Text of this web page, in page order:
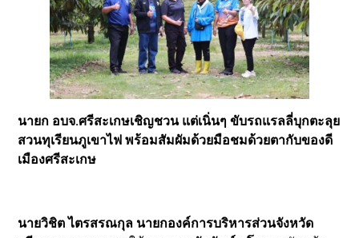
นายก อบจ.ศรีสะเกษเชิญชวน แต่เนิ่นๆ ขับรถแรลลี่บุกตะลุย
สวนทุเรียนภูเขาไฟ พร้อมสัมผัมด้วยมือชมด้วยตากับของดี
เมืองศรีสะเกษ
นายวิชิต ไตรสรณกุล นายกองค์การบริหารส่วนจังหวัด